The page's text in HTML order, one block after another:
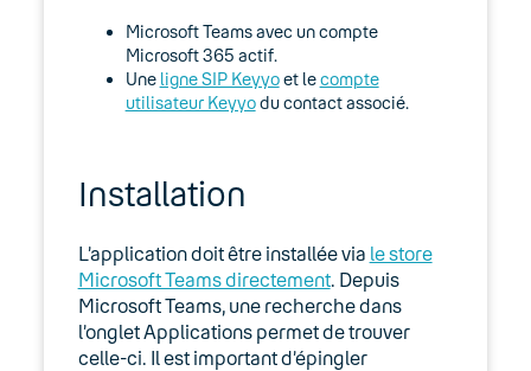
Guides d’installation
Outils
Fax IP
Microsoft Teams avec un compte
Microsoft 365 actif.
Une ligne SIP Keyyoet lecompte
utilisateur Keyyodu contact associé.
Installation
L’application doit être installée via le store
Microsoft Teams directement. Depuis
Microsoft Teams, une recherche dans
l’onglet Applications permet de trouver
celle-ci. Il est important d’épingler